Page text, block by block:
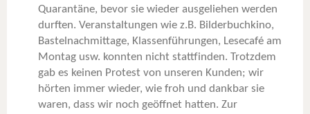
Quarantäne, bevor sie wieder ausgeliehen werden
durften. Veranstaltungen wie z.B. Bilderbuchkino,
Bastelnachmittage, Klassenführungen, Lesecafé am
Montag usw. konnten nicht stattfinden. Trotzdem
gab es keinen Protest von unseren Kunden; wir
hörten immer wieder, wie froh und dankbar sie
waren, dass wir noch geöffnet hatten. Zur